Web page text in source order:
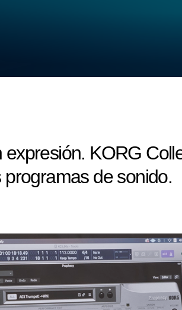
KORG
de sonido.